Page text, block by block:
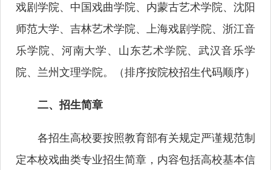
戏剧学院、中国戏曲学院、内蒙古艺术学院、沈阳
师范大学、吉林艺术学院、上海戏剧学院、浙江音
乐学院、河南大学、山东艺术学院、武汉音乐学
院、兰州文理学院。（排序按院校招生代码顺序）
二、招生简章
各招生高校要按照教育部有关规定严谨规范制
定本校戏曲类专业招生简章，内容包括高校基本信